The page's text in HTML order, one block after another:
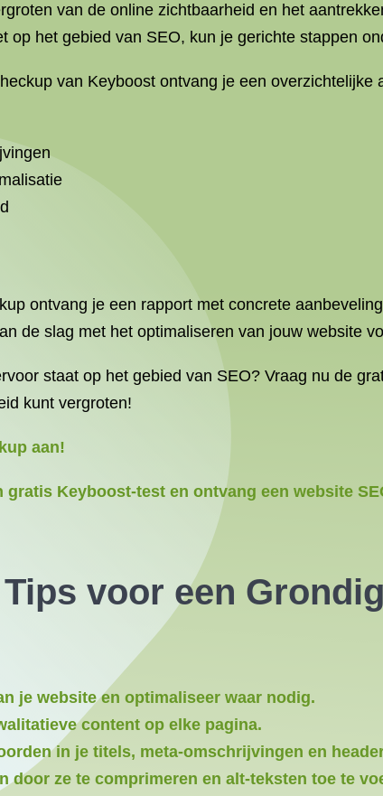
van de online zichtbaarheid en het
op het gebied van SEO, kun je gerichte stappen
van Keyboost ontvang je een
ontvang je een rapport met concrete
de slag met het optimaliseren van jouw website
staat op het gebied van SEO? Vraag nu de
kunt vergroten!
aan!
gratis Keyboost-test en ontvang een website
voor een
je website en optimaliseer waar nodig.
content op elke pagina.
in je titels, meta-omschrijvingen en
door ze te comprimeren en alt-teksten toe te